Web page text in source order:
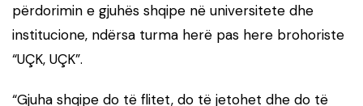
përdorimin e gjuhës shqipe në universitete dhe
institucione, ndërsa turma herë pas here brohoriste
“UÇK, UÇK”.
“Gjuha shqipe do të flitet, do të jetohet dhe do të